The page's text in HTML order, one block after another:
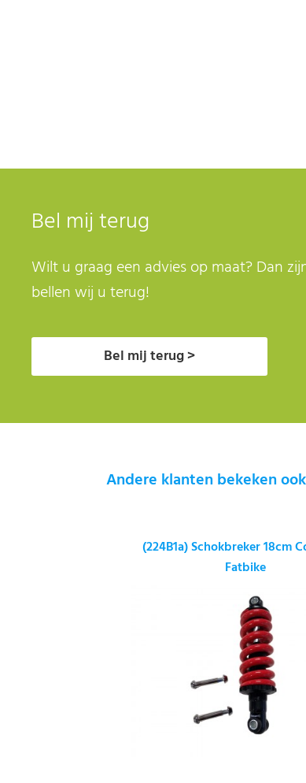
Bel mij terug
Wilt u graag een advies op maat? Dan
bellen wij u terug!
Bel mij terug >
Andere klanten bekeken
(224B1a) Schokbreker 18cm
Fatbike